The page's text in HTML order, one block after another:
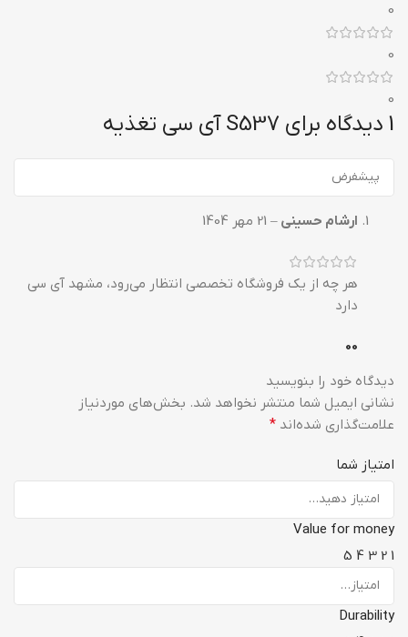
0
0
0
1 دیدگاه برای S537 آی سی تغذیه
ارشام حسینی – 21 مهر 1404
هر چه از یک فروشگاه تخصصی انتظار می‌رود، مشهد آی سی
دارد
0
0
دیدگاه خود را بنویسید
نشانی ایمیل شما منتشر نخواهد شد. بخش‌های موردنیاز
علامت‌گذاری شده‌اند *
امتیاز شما
Value for money
1
2
3
4
5
Durability